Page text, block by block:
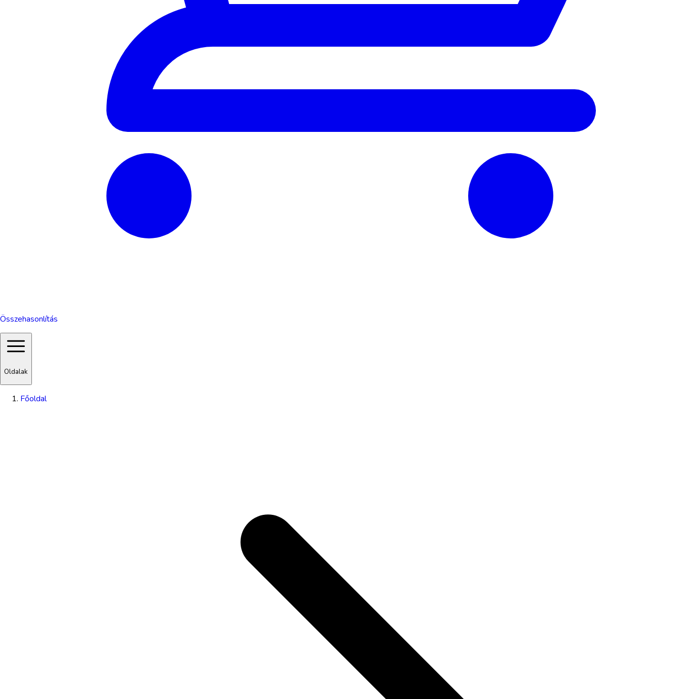
Összehasonlítás
Oldalak
Főoldal